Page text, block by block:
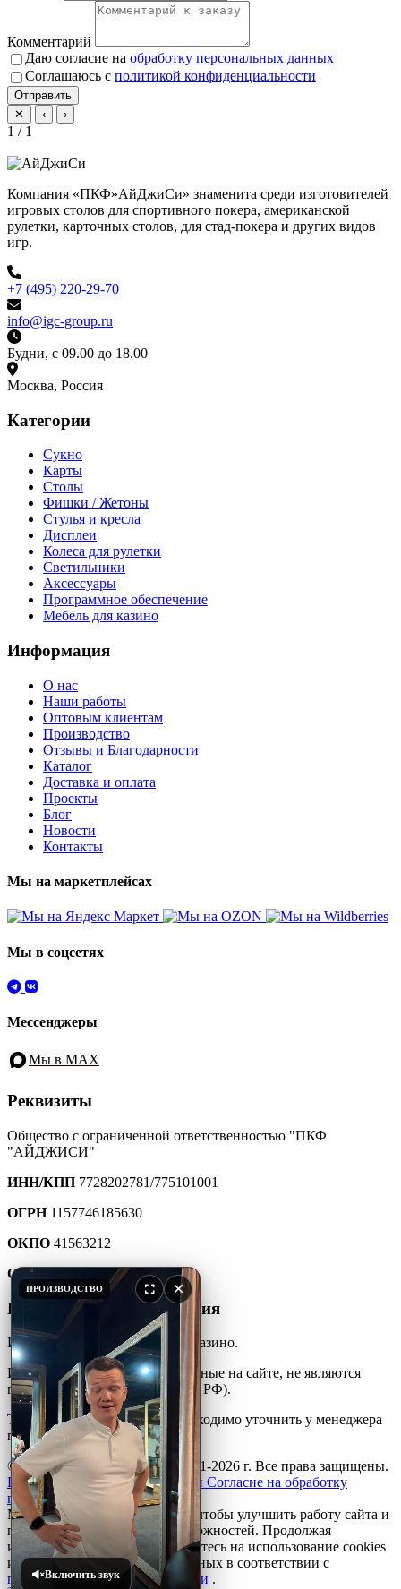
Комментарий
Даю согласие на обработку персональных данных
Соглашаюсь с политикой конфиденциальности
Отправить
✕
‹ ›
1 / 1
Компания «ПКФ»АйДжиСи» знаменита среди изготовителей
игровых столов для спортивного покера, американской
рулетки, карточных столов, для стад-покера и других видов
игр.
+7 (495) 220-29-70
info@igc-group.ru
Будни, с 09.00 до 18.00
Москва, Россия
Категории
Сукно
Карты
Столы
Фишки / Жетоны
Стулья и кресла
Дисплеи
Колеса для рулетки
Светильники
Аксессуары
Программное обеспечение
Мебель для казино
Информация
О нас
Наши работы
Оптовым клиентам
Производство
Отзывы и Благодарности
Каталог
Доставка и оплата
Проекты
Блог
Новости
Контакты
Мы на маркетплейсах
Мы в соцсетях
Мессенджеры
Мы в MAX
Реквизиты
Общество с ограниченной ответственностью "ПКФ
"АЙДЖИСИ"
ИНН/КПП 7728202781/775101001
ОГРН1157746185630
ОКПО 41563212
ОКТМО
45907000000
Юридическая информация
Интернет-каталог мебели для казино.
Информация и цены, размещенные на сайте, не являются
публичной офертой (ст. 427 ГК РФ).
Точную стоимость товара необходимо уточнить у менеджера
по телефону.
© ООО «ПКФ»АйДжиСи» 2001-2026 г. Все права защищены.
Политика конфиденциальности Согласие на обработку
персональных данных
Мы используем файлы cookie, чтобы улучшить работу сайта и
предоставить вам больше возможностей. Продолжая
использовать сайт, вы соглашаетесь на использование cookies
и обработку персональных данных в соответствии с
политикой конфиденциальности .
ПРОИЗВОДСТВО ×
Включить звук